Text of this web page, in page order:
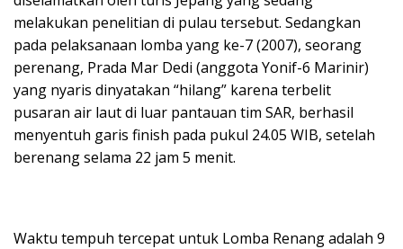
melakukan penelitian di pulau tersebut. Sedangkan
pada pelaksanaan lomba yang ke-7 (2007), seorang
perenang, Prada Mar Dedi (anggota Yonif-6 Marinir)
yang nyaris dinyatakan “hilang” karena terbelit
pusaran air laut di luar pantauan tim SAR, berhasil
menyentuh garis finish pada pukul 24.05 WIB, setelah
berenang selama 22 jam 5 menit.
Waktu tempuh tercepat untuk Lomba Renang adalah 9